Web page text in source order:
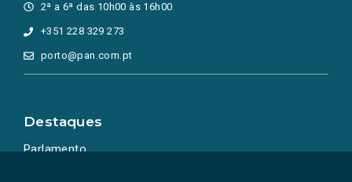
2ª a 6ª das 10h00 às 16h00
+351 228 329 273
porto@pan.com.pt
Destaques
Parlamento